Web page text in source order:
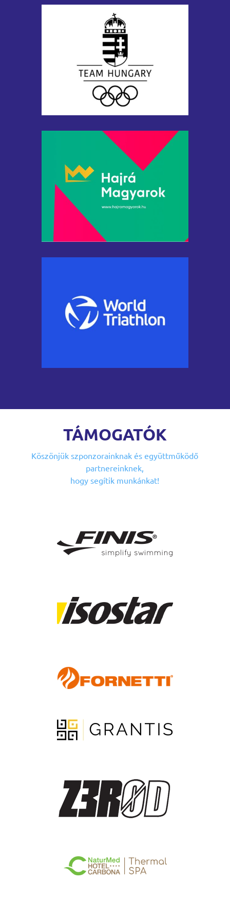
TÁMOGATÓK
Köszönjük szponzorainknakés együttműködő
partnereinknek,
hogy segítik munkánkat!